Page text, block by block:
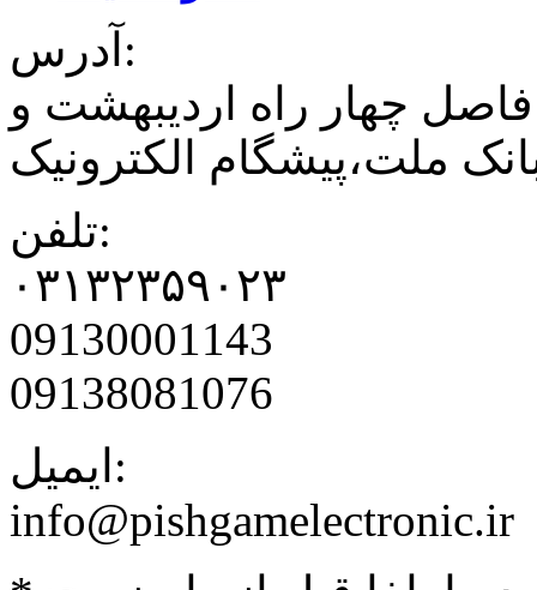
آدرس:
چهار راه اردیبهشت و
ملت،پیشگام الکترونیک
تلفن:
۰۳۱۳۲۳۵۹۰۲۳
09130001143
09138081076
ایمیل:
info@pishgamelectronic.ir